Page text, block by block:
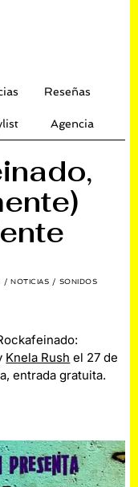
Reseñas
Agencia
/ NOTICIAS / SONIDOS
Knela Rush el 27 de
entrada gratuita.